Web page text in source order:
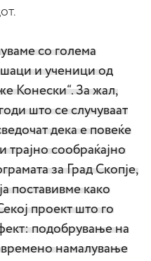
со голема
и ученици од
Конески“. За жал,
што се случуваат
дека е повеќе
сообраќајно
за Град Скопје,
поставивме како
проект што го
подобрување на
намалување